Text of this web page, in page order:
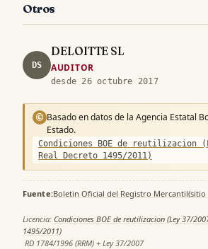
Otros
DS
DELOITTE SL
AUDITOR
desde 26 octubre 2017
© Basado en datos de la Agencia Estatal
Estado.
Condiciones BOE de reutilizacion
Real Decreto 1495/2011)
Fuente:Boletin Oficial del Registro Mercantil
Licencia: Condiciones BOE de reutilizacion (Ley 37/
1495/2011)
·RD 1784/1996 (RRM) + Ley 37/2007